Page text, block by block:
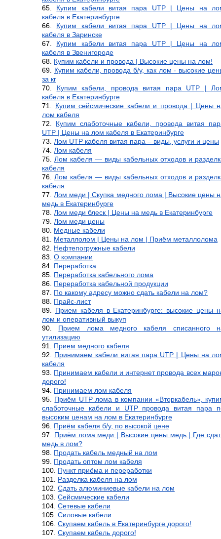
Купим кабели витая пара UTP | Цены на
кабеля в Екатеринбурге
Купим кабели витая пара UTP | Цены на
кабеля в Заринске
Купим кабели витая пара UTP | Цены на
кабеля в Звенигороде
Купим кабели и провода | Высокие цены на лом!
Купим кабели, провода б/у, как лом - высокие
за кг
Купим кабели, провода витая пара UTP |
кабеля в Екатеринбурге
Купим сейсмические кабели и провода | Цены
лом кабеля
Купим слаботочные кабели, провода витая
UTP | Цены на лом кабеля в Екатеринбурге
Лом UTP кабеля витая пара – виды, услуги и цены
Лом кабеля
Лом кабеля — виды кабельных отходов и
кабеля
Лом кабеля — виды кабельных отходов и
кабеля
Лом меди | Скупка медного лома | Высокие цены
медь в Екатеринбурге
Лом меди блеск | Цены на медь в Екатеринбурге
Лом меди цены
Медные кабели
Металлолом | Цены на лом | Приём металлолома
Нефтепогружные кабели
О компании
Переработка
Переработка кабельного лома
Переработка кабельной продукции
По какому адресу можно сдать кабели на лом?
Прайс-лист
Прием кабеля в Екатеринбурге: высокие цены
лом и оперативный выкуп
Прием лома медного кабеля списанного
утилизацию
Прием медного кабеля
Принимаем кабели витая пара UTP | Цены на
кабеля
Принимаем кабели и интернет провода всех
дорого!
Принимаем лом кабеля
Приём UTP лома в компании «Вторкабель»,
слаботочные кабели и UTP провода витая пара
высоким ценам на лом в Екатеринбурге
Приём кабеля б/у, по высокой цене
Приём лома меди | Высокие цены медь | Где
медь в лом?
Продать кабель медный на лом
Продать оптом лом кабеля
Пункт приёма и переработки
Разделка кабеля на лом
Сдать алюминиевые кабели на лом
Сейсмические кабели
Сетевые кабели
Силовые кабели
Скупаем кабель в Екатеринбурге дорого!
Скупаем кабель дорого!